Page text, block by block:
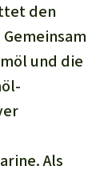
den
und die
Als